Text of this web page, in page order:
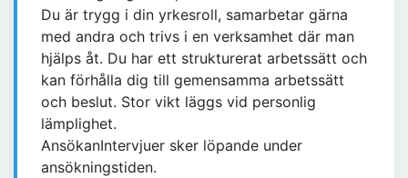
Du är trygg i din yrkesroll, samarbetar gärna
med andra och trivs i en verksamhet där man
hjälps åt. Du har ett strukturerat arbetssätt och
kan förhålla dig till gemensamma arbetssätt
och beslut. Stor vikt läggs vid personlig
lämplighet.
AnsökanIntervjuer sker löpande under
ansökningstiden.